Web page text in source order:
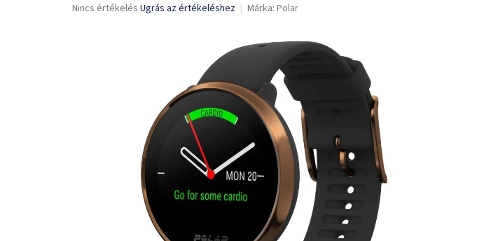
A
Nincs értékelés Ugrás az értékeléshez Márka: Polar